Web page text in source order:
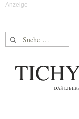
Suche nach: